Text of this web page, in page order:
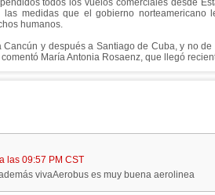
todos los vuelos comerciales desde
medidas que el gobierno norteamericano
humanos.
Cancún y después a Santiago de Cuba, y no
María Antonia Rosaenz, que llegó
las 09:57 PM CST
vivaAerobus es muy buena aerolinea